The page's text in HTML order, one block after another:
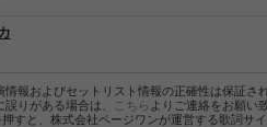
報およびセットリスト情報の正確性は保証さ
りがある場合は、
こちら よりご連絡をお願い
すと、株式会社ページワンが運営する歌詞サ